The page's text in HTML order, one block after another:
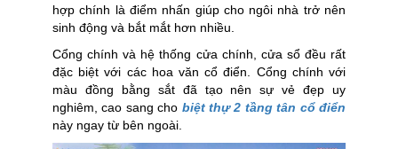
hợp chính là điểm nhấn giúp cho ngôi nhà trở nên
sinh động và bắt mắt hơn nhiều.
Cổng chính và hệ thống cửa chính, cửa sổ đều rất
đặc biệt với các hoa văn cổ điển. Cổng chính với
màu đồng bằng sắt đã tạo nên sự vẻ đẹp uy
nghiêm, cao sang cho biệt thự 2 tầng tân cổ điển
này ngay từ bên ngoài.